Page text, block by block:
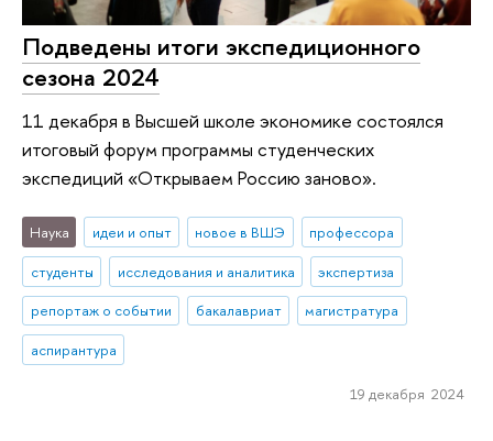
Подведены итоги экспедиционного
сезона 2024
11 декабря в Высшей школе экономике состоялся
итоговый форум программы студенческих
экспедиций «Открываем Россию заново».
Наука идеи и опыт новое в ВШЭ
профессора
студенты
исследования и аналитика
экспертиза
репортаж о событии
бакалавриат
магистратура
аспирантура
19 декабря 2024